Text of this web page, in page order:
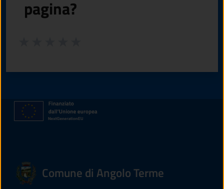
pagina?
Comune di Angolo Terme